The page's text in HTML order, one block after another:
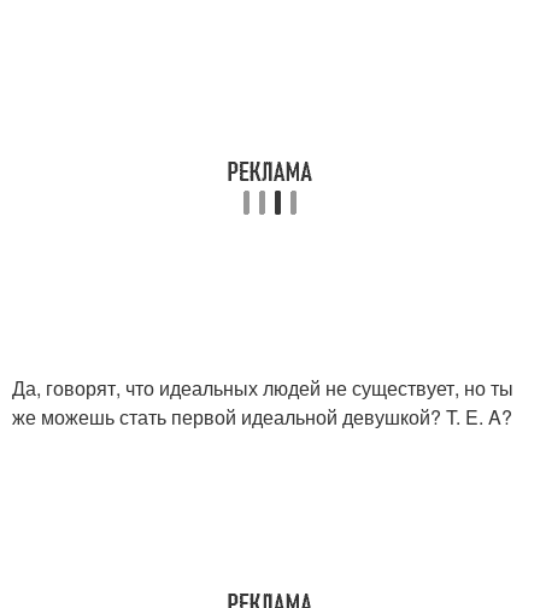
Да, говорят, что идеальных людей не существует, но ты
же можешь стать первой идеальной девушкой? T. E. A?